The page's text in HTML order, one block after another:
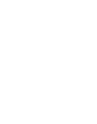
nueva aplicación